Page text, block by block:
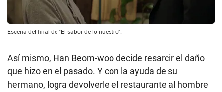
Escena del final de "El sabor de lo nuestro".
Así mismo, Han Beom-woo decide resarcir el daño
que hizo en el pasado. Y con la ayuda de su
hermano, logra devolverle el restaurante al hombre